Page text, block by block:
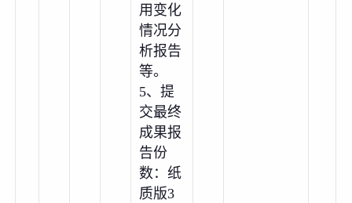
用变化
情况分
析报告
等。
5、提
交最终
成果报
告份
数：纸
质版3